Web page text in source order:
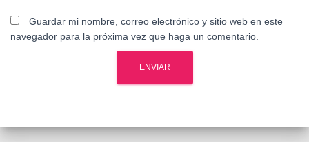
Guardar mi nombre, correo electrónico y sitio web en este
navegador para la próxima vez que haga un comentario.